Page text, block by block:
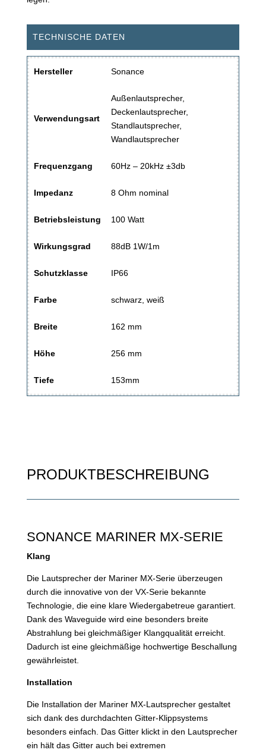
TECHNISCHE DATEN
Hersteller Sonance
Verwendungsart
Außenlautsprecher,
Deckenlautsprecher,
Standlautsprecher,
Wandlautsprecher
Frequenzgang 60Hz – 20kHz ±3db
Impedanz 8 Ohm nominal
Betriebsleistung 100 Watt
Wirkungsgrad 88dB 1W/1m
Schutzklasse IP66
Farbe schwarz, weiß
Breite 162 mm
Höhe 256 mm
Tiefe 153mm
PRODUKTBESCHREIBUNG
SONANCE MARINER MX-SERIE
Klang
Die Lautsprecher der Mariner MX-Serie überzeugen
durch die innovative von der VX-Serie bekannte
Technologie, die eine klare Wiedergabetreue garantiert.
Dank des Waveguide wird eine besonders breite
Abstrahlung bei gleichmäßiger Klangqualität erreicht.
Dadurch ist eine gleichmäßige hochwertige Beschallung
gewährleistet.
Installation
Die Installation der Mariner MX-Lautsprecher gestaltet
sich dank des durchdachten Gitter-Klippsystems
besonders einfach. Das Gitter klickt in den Lautsprecher
ein hält das Gitter auch bei extremen